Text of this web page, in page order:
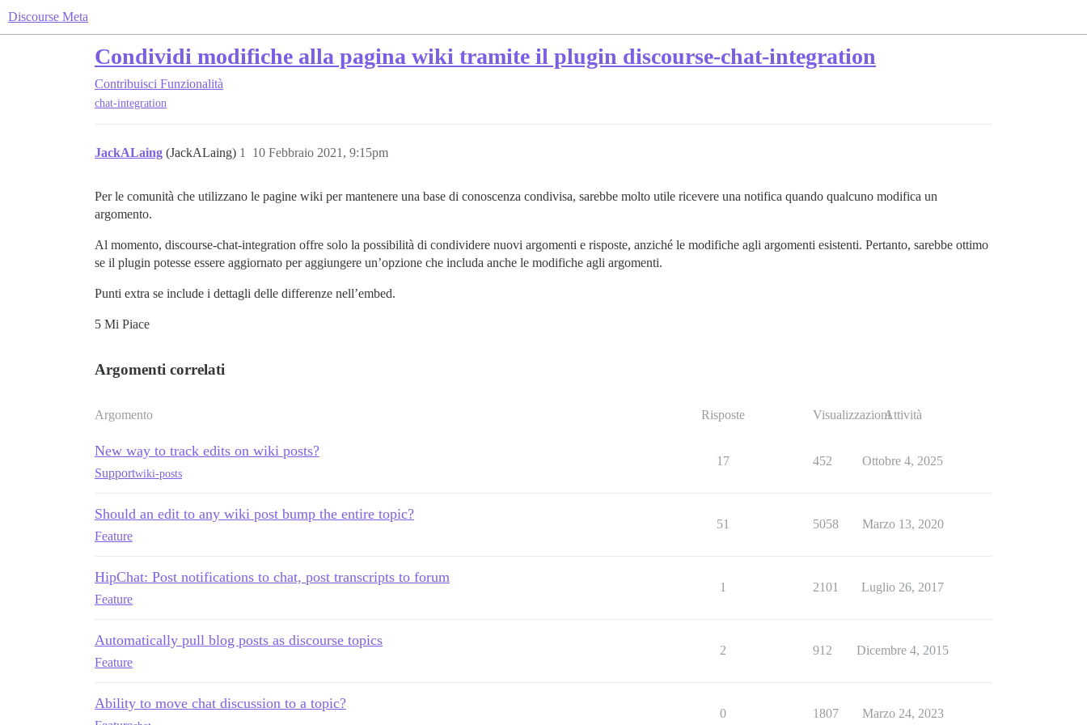
Discourse Meta
Condividi modifiche alla pagina wiki tramite il plugin discourse-chat-integration
Contribuisci Funzionalità
chat-integration
JackALaing (JackALaing) 10 Febbraio 2021, 9:15pm
1
Per le comunità che utilizzano le pagine wiki per mantenere una base di conoscenza condivisa, sarebbe molto utile ricevere una notifica quando qualcuno modifica un
argomento.
Al momento, discourse-chat-integration offre solo la possibilità di condividere nuovi argomenti e risposte, anziché le modifiche agli argomenti esistenti. Pertanto, sarebbe ottimo
se il plugin potesse essere aggiornato per aggiungere un’opzione che includa anche le modifiche agli argomenti.
Punti extra se include i dettagli delle differenze nell’embed.
5 Mi Piace
Argomenti correlati
Argomento Risposte VisualizzazioniAttività
New way to track edits on wiki posts?
Supportwiki-posts
17 452 Ottobre 4, 2025
Should an edit to any wiki post bump the entire topic?
Feature
51 5058 Marzo 13, 2020
HipChat: Post notifications to chat, post transcripts to forum
Feature
1 2101 Luglio 26, 2017
Automatically pull blog posts as discourse topics
Feature
2 912 Dicembre 4, 2015
Ability to move chat discussion to a topic?
0 1807 Marzo 24, 2023